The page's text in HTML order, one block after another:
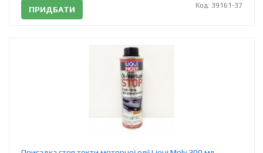
ПРИДБАТИ Код: 39161-37